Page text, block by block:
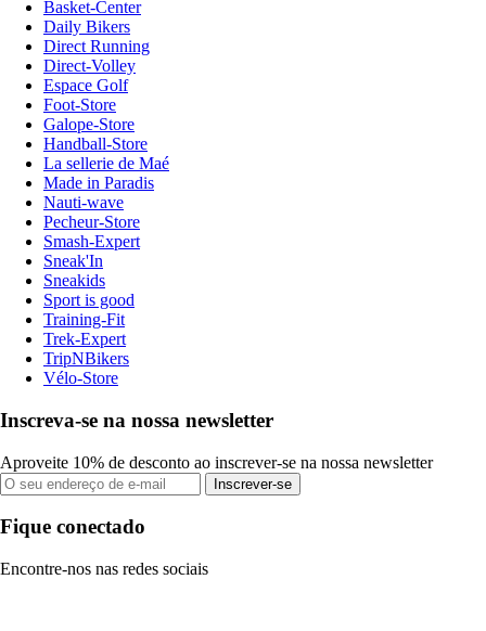
Basket-Center
Daily Bikers
Direct Running
Direct-Volley
Espace Golf
Foot-Store
Galope-Store
Handball-Store
La sellerie de Maé
Made in Paradis
Nauti-wave
Pecheur-Store
Smash-Expert
Sneak'In
Sneakids
Sport is good
Training-Fit
Trek-Expert
TripNBikers
Vélo-Store
Inscreva-se na nossa newsletter
Aproveite 10% de desconto ao inscrever-se na nossa newsletter
Inscrever-se
Fique conectado
Encontre-nos nas redes sociais